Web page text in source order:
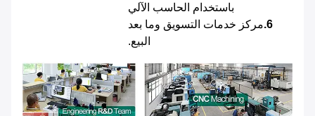
باستخدام الحاسب الآلي
6. مركز خدمات التسويق وما بعد
البيع.